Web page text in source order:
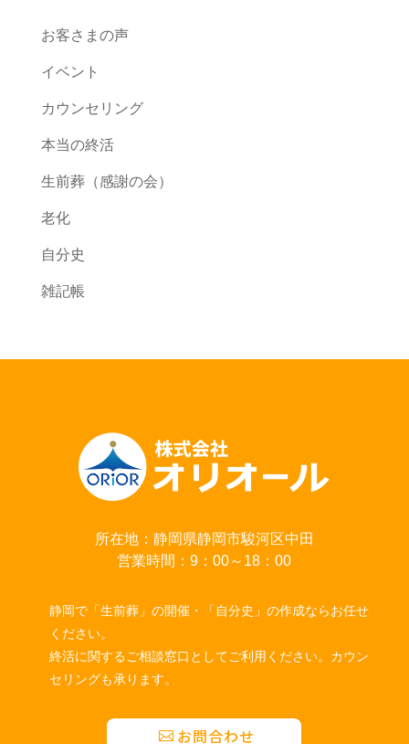
お客さまの声
イベント
カウンセリング
本当の終活
生前葬（感謝の会）
老化
自分史
雑記帳
所在地：静岡県静岡市駿河区中田
営業時間：9：00～18：00
静岡で「生前葬」の開催・「自分史」の作成ならお任せ
ください。
終活に関するご相談窓口としてご利用ください。カウン
セリングも承ります。
お問合わせ